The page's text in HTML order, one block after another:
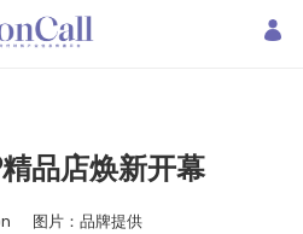
品店焕新开幕
图片：品牌提供